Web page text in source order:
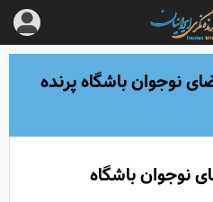
نوجوان باشگاه پرنده
نوجوان باشگاه